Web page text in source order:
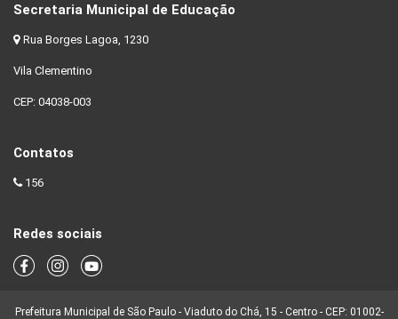
Secretaria Municipal de Educação
Rua Borges Lagoa, 1230
Vila Clementino
CEP: 04038-003
Contatos
156
Redes sociais
Prefeitura Municipal de São Paulo - Viaduto do Chá, 15 - Centro - CEP: 01002-